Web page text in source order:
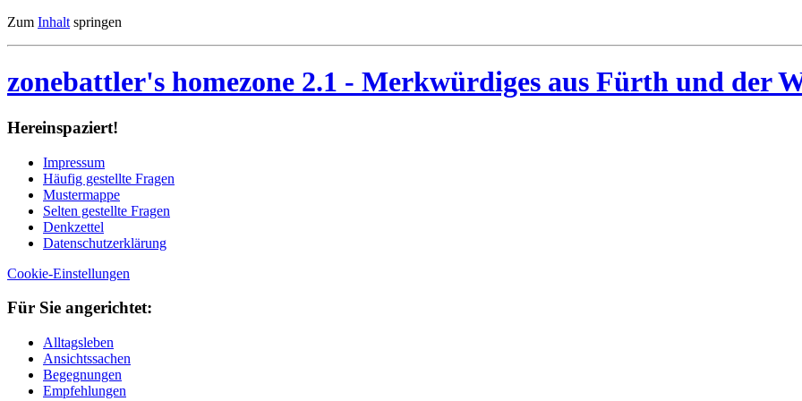
Zum Inhalt springen
zonebattler's homezone 2.1 - Merkwürdiges aus Fürth und der
Her­ein­spa­ziert!
Im­pres­sum
Häu­fig ge­stell­te Fra­gen
Mu­ster­map­pe
Sel­ten ge­stell­te Fra­gen
Denk­zet­tel
Da­ten­schutz­er­klä­rung
Cookie-Einstellungen
Für Sie an­ge­rich­tet:
Alltagsleben
Ansichtssachen
Begegnungen
Empfehlungen